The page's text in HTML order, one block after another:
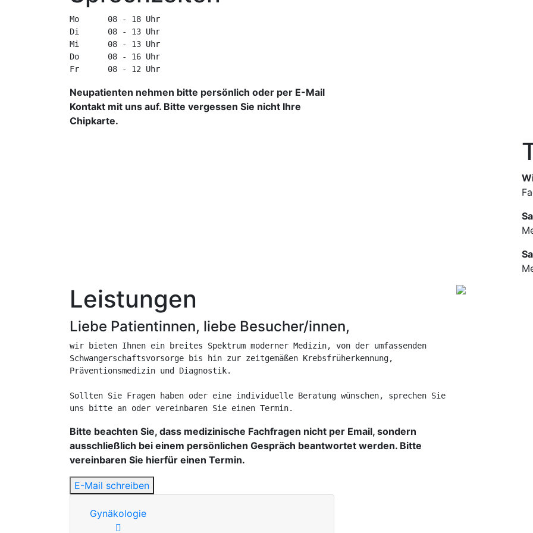
Mo	08 - 18 Uhr
Di	08 - 13 Uhr
Mi	08 - 13 Uhr
Do	08 - 16 Uhr
Neupatienten nehmen bitte persönlich oder per E-Mail
Kontakt mit uns auf. Bitte vergessen Sie nicht Ihre
Chipkarte.
Leistungen
Liebe Patientinnen, liebe Besucher/innen,
wir bieten Ihnen ein breites Spektrum moderner Medizin, von der umfassenden
Schwangerschaftsvorsorge bis hin zur zeitgemäßen Krebsfrüherkennung,
Präventionsmedizin und Diagnostik.
Sollten Sie Fragen haben oder eine individuelle Beratung wünschen, sprechen Sie
uns bitte an oder vereinbaren Sie einen Termin.
Bitte beachten Sie, dass medizinische Fachfragen nicht per Email, sondern
ausschließlich bei einem persönlichen Gespräch beantwortet werden. Bitte
vereinbaren Sie hierfür einen Termin.
E-Mail schreiben
Gynäkologie